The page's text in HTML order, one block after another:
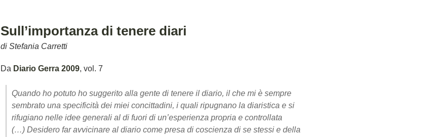
Sull’importanza di tenere diari
di Stefania Carretti
Da Diario Gerra 2009, vol. 7
Quando ho potuto ho suggerito alla gente di tenere il diario, il che mi è sempre
sembrato una specificità dei miei concittadini, i quali ripugnano la diaristica e si
rifugiano nelle idee generali al di fuori di un’esperienza propria e controllata
(…) Desidero far avvicinare al diario come presa di coscienza di se stessi e della